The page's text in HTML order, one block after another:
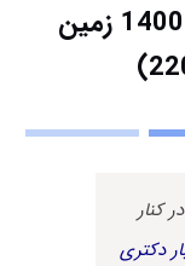
دانلود سوالات آزمون دکتری 1400 زمین
کنار
دکتری